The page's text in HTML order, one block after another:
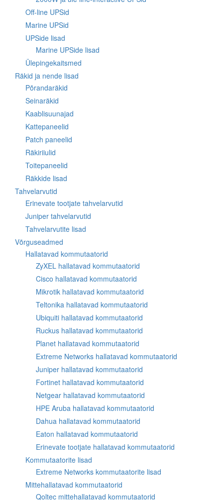
Off-line UPSid
Marine UPSid
UPSide lisad
Marine UPSide lisad
Ülepingekaitsmed
Räkid ja nende lisad
Põrandaräkid
Seinaräkid
Kaablisuunajad
Kattepaneelid
Patch paneelid
Räkiriiulid
Toitepaneelid
Räkkide lisad
Tahvelarvutid
Erinevate tootjate tahvelarvutid
Juniper tahvelarvutid
Tahvelarvutite lisad
Võrguseadmed
Hallatavad kommutaatorid
ZyXEL hallatavad kommutaatorid
Cisco hallatavad kommutaatorid
Mikrotik hallatavad kommutaatorid
Teltonika hallatavad kommutaatorid
Ubiquiti hallatavad kommutaatorid
Ruckus hallatavad kommutaatorid
Planet hallatavad kommutaatorid
Extreme Networks hallatavad kommutaatorid
Juniper hallatavad kommutaatorid
Fortinet hallatavad kommutaatorid
Netgear hallatavad kommutaatorid
HPE Aruba hallatavad kommutaatorid
Dahua hallatavad kommutaatorid
Eaton hallatavad kommutaatorid
Erinevate tootjate hallatavad kommutaatorid
Kommutaatorite lisad
Extreme Networks kommutaatorite lisad
Mittehallatavad kommutaatorid
Qoltec mittehallatavad kommutaatorid